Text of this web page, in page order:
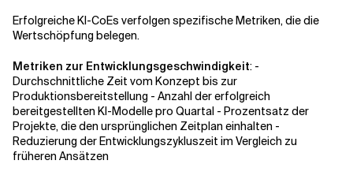
Erfolgreiche KI-CoEs verfolgen spezifische Metriken, die die
Wertschöpfung belegen.
Metriken zur Entwicklungsgeschwindigkeit: -
Durchschnittliche Zeit vom Konzept bis zur
Produktionsbereitstellung - Anzahl der erfolgreich
bereitgestellten KI-Modelle pro Quartal - Prozentsatz der
Projekte, die den ursprünglichen Zeitplan einhalten -
Reduzierung der Entwicklungszykluszeit im Vergleich zu
früheren Ansätzen